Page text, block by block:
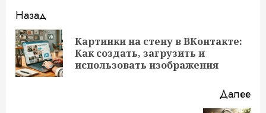
Продолжить
чтение
Назад
Картинки на стену в ВКонтакте:
Как создать, загрузить и
использовать изображения
Далее